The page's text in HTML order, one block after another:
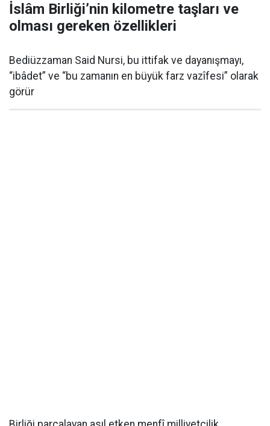
İslâm Birliği’nin kilometre taşları ve
olması gereken özellikleri
Bediüzzaman Said Nursi, bu ittifak ve dayanışmayı,
“ibâdet” ve “bu zamanın en büyük farz vazîfesi” olarak
görür